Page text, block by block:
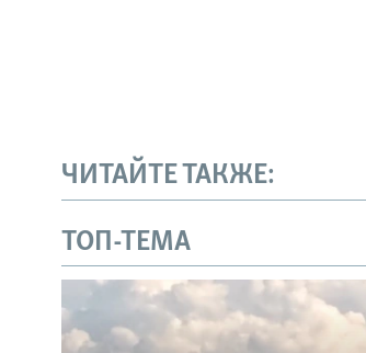
ЧИТАЙТЕ ТАКЖЕ:
ТОП-ТЕМА